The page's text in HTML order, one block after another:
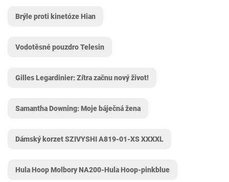
Brýle proti kinetóze Hian
Vodotěsné pouzdro Telesin
Gilles Legardinier: Zítra začnu nový život!
Samantha Downing: Moje báječná žena
Dámský korzet SZIVYSHI A819-01-XS XXXXL
Hula Hoop Molbory NA200-Hula Hoop-pinkblue